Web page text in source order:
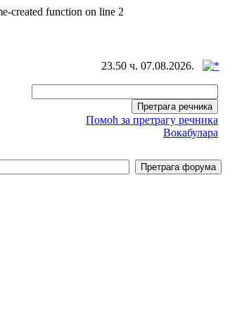
created function on line 2
23.50 ч. 07.08.2026.
Помоћ за претрагу речника
Вокабулара